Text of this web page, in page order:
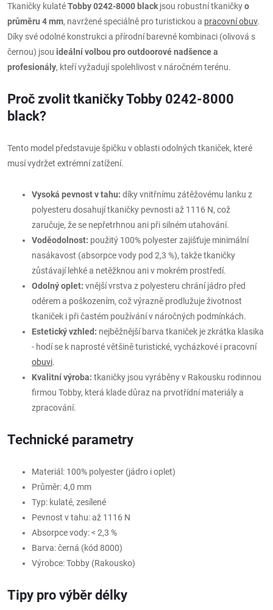
Tkaničky kulatéTobby 0242-8000 black jsou robustní tkaničkyo
průměru 4 mm, navržené speciálně pro turistickou a pracovní obuv.
Díky své odolné konstrukci a přírodní barevné kombinaci (olivová s
černou) jsou ideální volbou pro outdoorové nadšence a
profesionály, kteří vyžadují spolehlivost v náročném terénu.
Proč zvolit tkaničky Tobby 0242-8000
black?
Tento model představuje špičku v oblasti odolných tkaniček, které
musí vydržet extrémní zatížení.
Vysoká pevnost v tahu: díky vnitřnímu zátěžovému lanku z
polyesteru dosahují tkaničky pevnosti až 1116 N, což
zaručuje, že se nepřetrhnou ani při silném utahování.
Voděodolnost: použitý 100% polyester zajišťuje minimální
nasákavost (absorpce vody pod 2,3 %), takže tkaničky
zůstávají lehké a netěžknou ani v mokrém prostředí.
Odolný oplet: vnější vrstva z polyesteru chrání jádro před
oděrem a poškozením, což výrazně prodlužuje životnost
tkaniček i při častém používání v náročných podmínkách.
Estetický vzhled: nejběžnější barva tkaniček je zkrátka klasika
- hodí se k naprosté většině turistické, vycházkové i pracovní
obuvi.
Kvalitní výroba: tkaničky jsou vyráběny v Rakousku rodinnou
firmou Tobby, která klade důraz na prvotřídní materiály a
zpracování.
Technické parametry
Materiál: 100% polyester (jádro i oplet)
Průměr: 4,0 mm
Typ: kulaté, zesílené
Pevnost v tahu: až 1116 N
Absorpce vody: < 2,3 %
Barva: černá (kód 8000)
Výrobce: Tobby (Rakousko)
Tipy pro výběr délky